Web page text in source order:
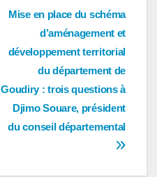
Mise en place du schéma
d’aménagement et
développement territorial
du département de
Goudiry : trois questions à
Djimo Souare, président
du conseil départemental